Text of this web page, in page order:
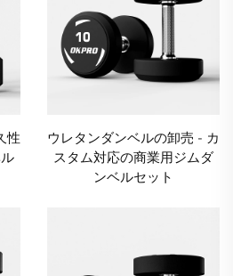
性
ウレタンダンベルの卸売 - カ
スタム対応の商業用ジムダ
ンベルセット